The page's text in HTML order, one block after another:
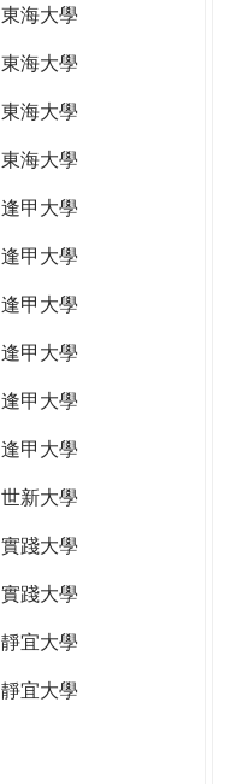
東海大學
東海大學
東海大學
東海大學
逢甲大學
逢甲大學
逢甲大學
逢甲大學
逢甲大學
逢甲大學
世新大學
實踐大學
實踐大學
靜宜大學
靜宜大學